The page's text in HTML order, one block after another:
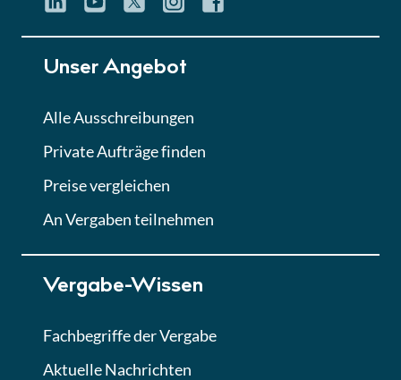
Quiz
Eignung im Vergabeverfahren
Lektion 6
Abgabe von Angeboten
Lektion
Lektion 7
Finales Quiz
Unser Angebot
Alle Ausschreibungen
Private Aufträge finden
Preise vergleichen
An Vergaben teilnehmen
Vergabe-Wissen
Fachbegriffe der Vergabe
Aktuelle Nachrichten